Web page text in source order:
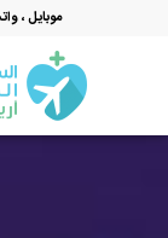
موبایل ، واتساب :